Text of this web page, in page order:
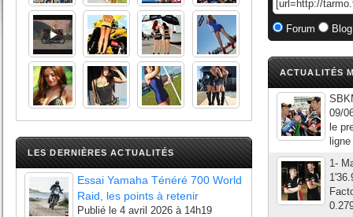
LES DERNIÈRES ACTUALITÉS
Essai Yamaha Ténéré 700 World
Raid, les points à retenir
Publié le 4 avril 2026 à 14h19
Forum
ACTUALITÉS
09/
le
1-